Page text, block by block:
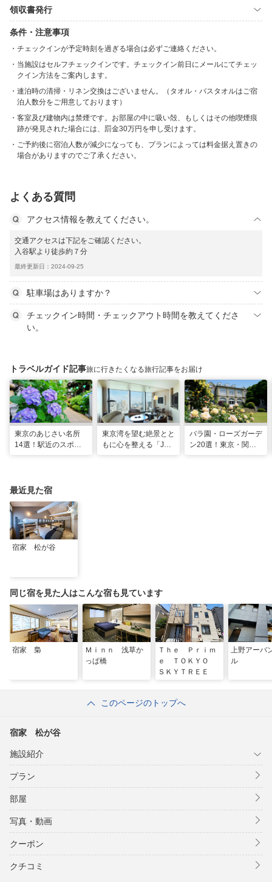
領収書発行
条件・注意事項
チェックインが予定時刻を過ぎる場合は必ずご連絡ください。
当施設はセルフチェックインです。チェックイン前日にメールにてチェッ
クイン方法をご案内します。
連泊時の清掃・リネン交換はございません。（タオル・バスタオルはご宿
泊人数分をご用意しております）
客室及び建物内は禁煙です。お部屋の中に吸い殻、もしくはその他喫煙痕
跡が発見された場合には、罰金30万円を申し受けます。
ご予約後に宿泊人数が減少になっても、プランによっては料金据え置きの
場合がありますのでご了承ください。
よくある質問
アクセス情報を教えてください。
交通アクセスは下記をご確認ください。
入谷駅より徒歩約７分
最終更新日：2024-09-25
駐車場はありますか？
チェックイン時間・チェックアウト時間を教えてくださ
い。
トラベルガイド記事旅に行きたくなる旅行記事をお届け
東京のあじさい名所
14選！駅近のスポッ
東京湾を望む絶景とと
もに心を整える「JW
バラ園・ローズガーデ
ン20選！東京・関東
最近見た宿
宿家 松が谷
同じ宿を見た人はこんな宿も見ています
宿家 梟
Ｍｉｎｎ 浅草か
っぱ橋
Ｔｈｅ Ｐｒｉｍ
ｅ ＴＯＫＹＯ
ＳＫＹＴＲＥＥ
上野アーバ
ル
このページのトップへ
宿家 松が谷
施設紹介
プラン
部屋
写真・動画
クーポン
クチコミ